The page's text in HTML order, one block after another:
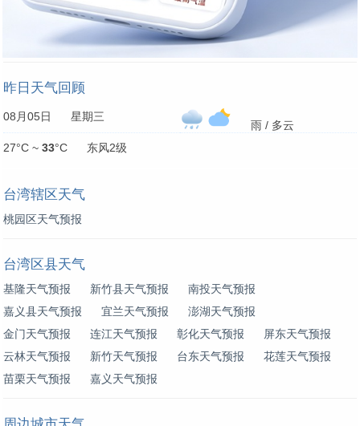
昨日天气回顾
08月05日 星期三
雨 / 多云
27°C ~ 33°C 东风2级
台湾辖区天气
桃园区天气预报
台湾区县天气
基隆天气预报 新竹县天气预报
南投天气预报
嘉义县天气预报
宜兰天气预报
澎湖天气预报
金门天气预报
连江天气预报 彰化天气预报
屏东天气预报
云林天气预报
新竹天气预报 台东天气预报
花莲天气预报
苗栗天气预报
嘉义天气预报